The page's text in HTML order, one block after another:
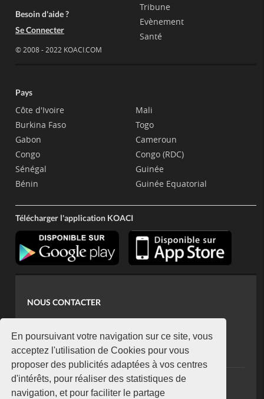
En poursuivant votre navigation sur ce site, vous
acceptez l'utilisation de Cookies pour vous
proposer des publicités adaptées à vos centres
d'intérêts, pour réaliser des statistiques de
navigation, et pour faciliter le partage
Besoin d'aide ?
Se Connecter
© 2008 - 2022 KOACI.COM
Tribune
Evènement
Santé
Pays
Côte d'Ivoire
Burkina Faso
Gabon
Congo
Sénégal
Bénin
Mali
Togo
Cameroun
Congo (RDC)
Guinée
Guinée Equatorial
Télécharger l'application KOACI
NOUS CONTACTER
koaci@yahoo.fr
+225 07 08 85 52 93
NEWSLETTER